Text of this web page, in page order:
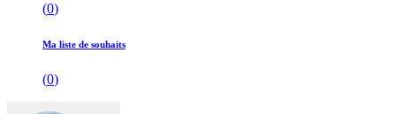
(0)
Ma liste de souhaits
(0)